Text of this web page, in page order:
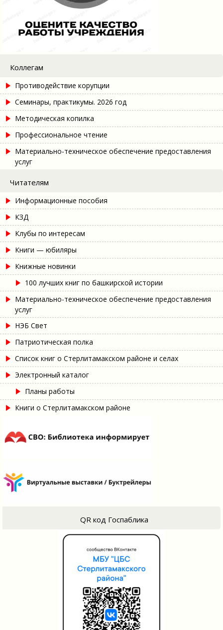
Коллегам
Противодействие корупции
Семинары, практикумы. 2026 год
Методическая копилка
Профессиональное чтение
Материально-техническое обеспечение предоставления
услуг
Читателям
Информационные пособия
КЗД
Клубы по интересам
Книги — юбиляры
Книжные новинки
100 лучших книг по башкирской истории
Материально-техническое обеспечение предоставления
услуг
НЭБ Свет
Патриотическая полка
Список книг о Стерлитамакском районе и селах
Электронный каталог
Планы работы
Книги о Стерлитамакском районе
QR код Госпаблика